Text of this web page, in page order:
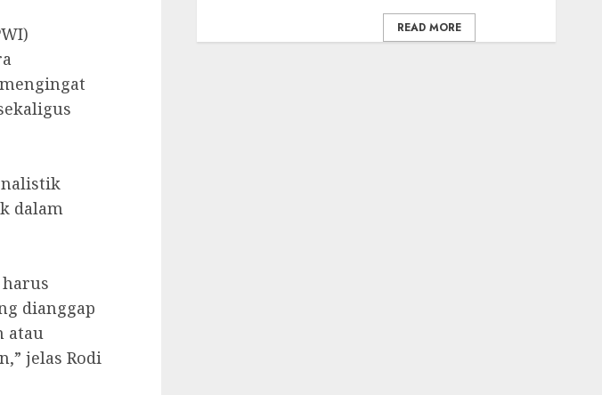
dalam
dianggap
atau
jelas Rodi
READ MORE